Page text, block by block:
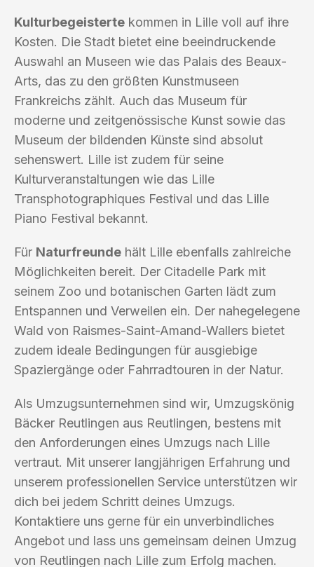
Kulturbegeisterte kommen in Lille voll auf ihre
Kosten. Die Stadt bietet eine beeindruckende
Auswahl an Museen wie das Palais des Beaux-
Arts, das zu den größten Kunstmuseen
Frankreichs zählt. Auch das Museum für
moderne und zeitgenössische Kunst sowie das
Museum der bildenden Künste sind absolut
sehenswert. Lille ist zudem für seine
Kulturveranstaltungen wie das Lille
Transphotographiques Festival und das Lille
Piano Festival bekannt.
Für Naturfreunde hält Lille ebenfalls zahlreiche
Möglichkeiten bereit. Der Citadelle Park mit
seinem Zoo und botanischen Garten lädt zum
Entspannen und Verweilen ein. Der nahegelegene
Wald von Raismes-Saint-Amand-Wallers bietet
zudem ideale Bedingungen für ausgiebige
Spaziergänge oder Fahrradtouren in der Natur.
Als Umzugsunternehmen sind wir, Umzugskönig
Bäcker Reutlingen aus Reutlingen, bestens mit
den Anforderungen eines Umzugs nach Lille
vertraut. Mit unserer langjährigen Erfahrung und
unserem professionellen Service unterstützen wir
dich bei jedem Schritt deines Umzugs.
Kontaktiere uns gerne für ein unverbindliches
Angebot und lass uns gemeinsam deinen Umzug
von Reutlingen nach Lille zum Erfolg machen.